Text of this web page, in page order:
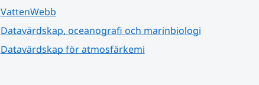
VattenWebb
Datavärdskap, oceanografi och marinbiologi
Datavärdskap för atmosfärkemi